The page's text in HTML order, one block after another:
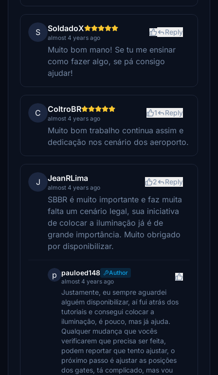
S SoldadoX
almost 4 years ago
Reply
Muito bom mano! Se tu me ensinar
como fazer algo, se pá consigo
ajudar!
C ColtroBR
almost 4 years ago
1 Reply
Muito bom trabalho continua assim e
dedicação nos cenário dos aeroporto.
J JeanRLima
almost 4 years ago
2 Reply
SBBR é muito importante e faz muita
falta um cenário legal, sua iniciativa
de colocar a iluminação já é de
grande importância. Muito obrigado
por disponibilizar.
p pauloed148
Author
almost 4 years ago
Justamente, eu sempre aguardei
alguém disponibilizar, aí fui atrás dos
tutoriais e consegui colocar a
iluminação, é pouco, mas já ajuda.
Qualquer mudança que vocês
verificarem que precisa ser feita,
podem reportar que tento ajustar, o
próximo passo é ajustar as posições
dos gates, tá complicado, mas vou